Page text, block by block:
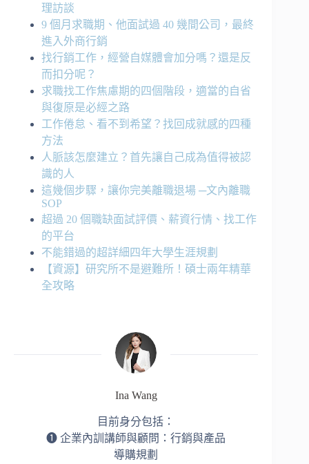
理訪談
9 個月求職期、他面試過 40 幾間公司，最終
進入外商行銷
找行銷工作，經營自媒體會加分嗎？還是反
而扣分呢？
求職找工作焦慮期的四個階段，適當的自省
與復原是必經之路
工作倦怠、看不到希望？找回成就感的四種
方法
人脈該怎麼建立？首先讓自己成為值得被認
識的人
這幾個步驟，讓你完美離職退場 ─文內離職
SOP
超過 20 個職缺面試評價、薪資行情、找工作
的平台
不能錯過的超詳細四年大學生涯規劃
【資源】研究所不是避難所！碩士兩年精華
全攻略
Ina Wang
目前身分包括：
➊ 企業內訓講師與顧問：行銷與產品
導購規劃